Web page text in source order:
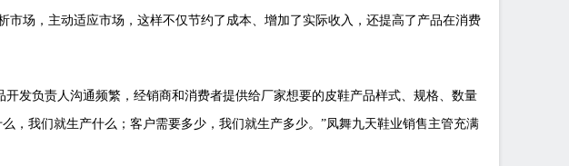
场，主动适应市场，这样不仅节约了成本、增加了实际收入，还提高了产品在消费
负责人沟通频繁，经销商和消费者提供给厂家想要的皮鞋产品样式、规格、数量
，我们就生产什么；客户需要多少，我们就生产多少。”凤舞九天鞋业销售主管充满